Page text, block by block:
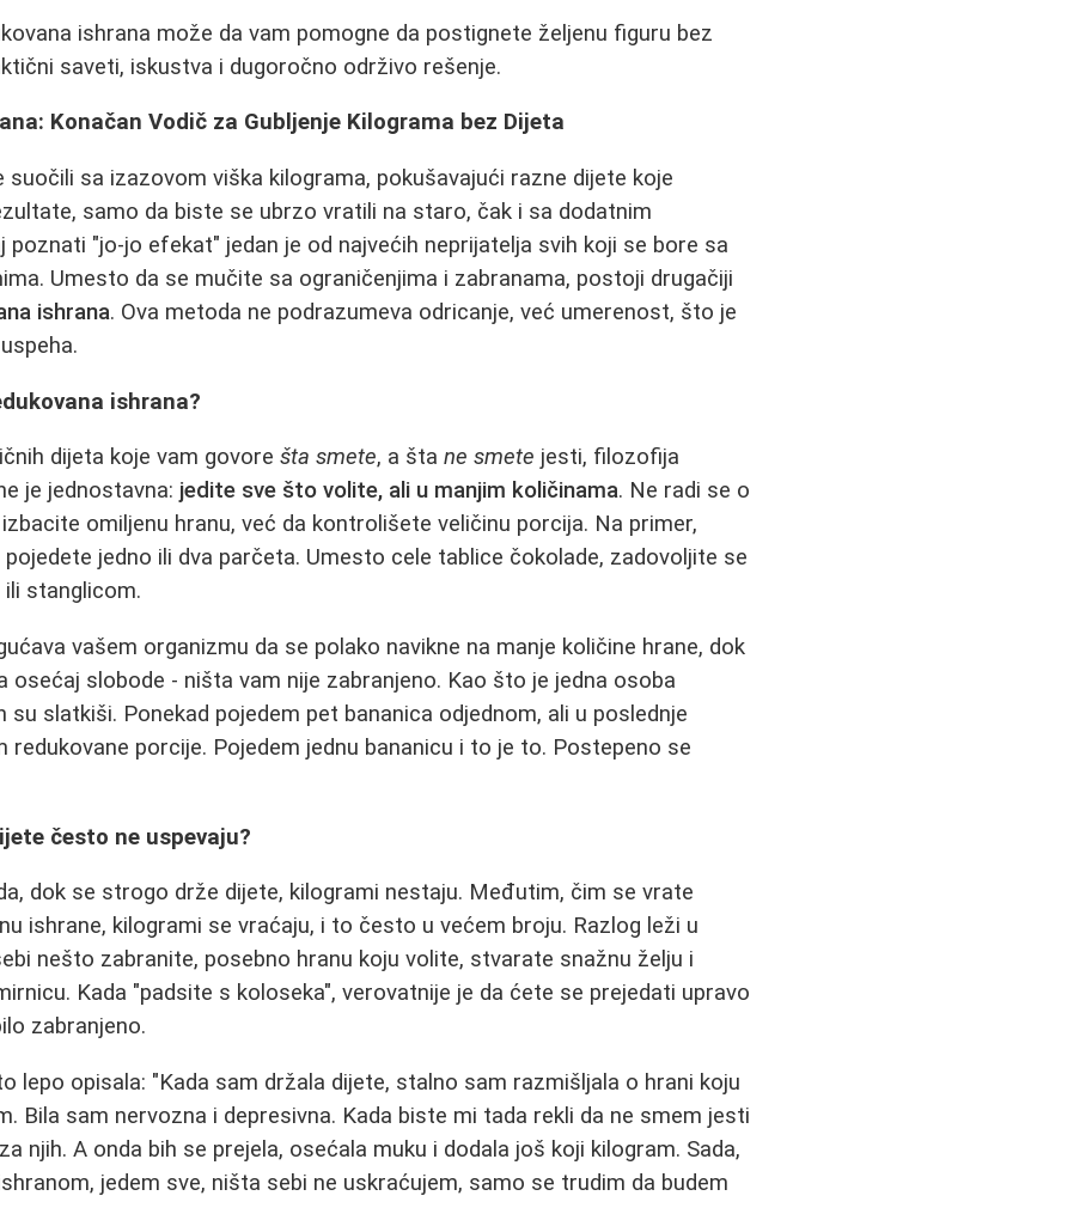
ishrana može da vam pomogne da postignete željenu figuru bez
saveti, iskustva i dugoročno održivo rešenje.
Konačan Vodič za Gubljenje Kilograma bez Dijeta
suočili sa izazovom viška kilograma, pokušavajući razne dijete koje
samo da biste se ubrzo vratili na staro, čak i sa dodatnim
poznati "jo-jo efekat" jedan je od najvećih neprijatelja svih koji se bore sa
Umesto da se mučite sa ograničenjima i zabranama, postoji drugačiji
ishrana. Ova metoda ne podrazumeva odricanje, već umerenost, što je
ishrana?
dijeta koje vam govorešta smete, a štane smete jesti, filozofija
je jednostavna: jedite sve što volite, ali u manjim količinama. Ne radi se o
omiljenu hranu, već da kontrolišete veličinu porcija. Na primer,
jedno ili dva parčeta. Umesto cele tablice čokolade, zadovoljite se
stanglicom.
vašem organizmu da se polako navikne na manje količine hrane, dok
osećaj slobode - ništa vam nije zabranjeno. Kao što je jedna osoba
su slatkiši. Ponekad pojedem pet bananica odjednom, ali u poslednje
redukovane porcije. Pojedem jednu bananicu i to je to. Postepeno se
često ne uspevaju?
dok se strogo drže dijete, kilogrami nestaju. Međutim, čim se vrate
ishrane, kilogrami se vraćaju, i to često u većem broju. Razlog leži u
nešto zabranite, posebno hranu koju volite, stvarate snažnu želju i
Kada "padsite s koloseka", verovatnije je da ćete se prejedati upravo
zabranjeno.
lepo opisala: "Kada sam držala dijete, stalno sam razmišljala o hrani koju
Bila sam nervozna i depresivna. Kada biste mi tada rekli da ne smem jesti
njih. A onda bih se prejela, osećala muku i dodala još koji kilogram. Sada,
jedem sve, ništa sebi ne uskraćujem, samo se trudim da budem